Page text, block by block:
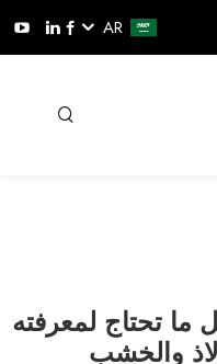
AR
ما تحتاج لمعرفته
والخشب